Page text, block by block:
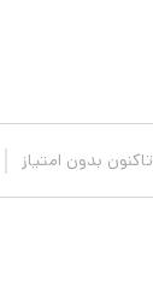
تاکنون بدون امتیاز